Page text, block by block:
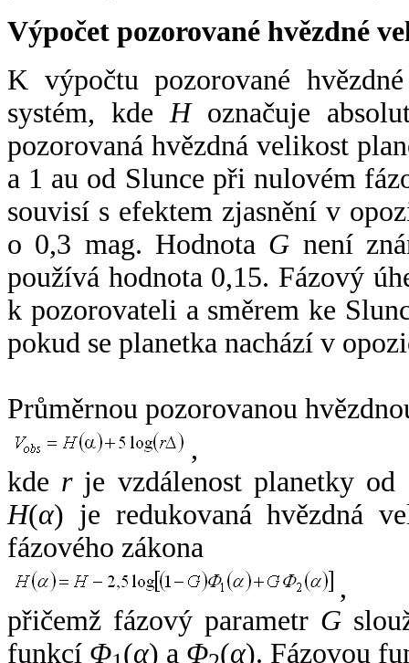
Výpočet pozorované hvězdné
K výpočtu pozorované
systém, kde Hoznačuje
pozorovaná hvězdná velikost
a 1 au od Slunce při nulovém
souvisí s efektem zjasnění v
o 0,3 mag. Hodnota G není
používá hodnota 0,15. Fázový
k pozorovateli a směrem ke
pokud se planetka nachází v
Průměrnou pozorovanou
,
kde rje vzdálenost planetky od
H(α) je redukovaná hvězdná
fázového zákona
,
přičemž fázový parametr G
funkcí Φ (α) a Φ (α). Fázovou